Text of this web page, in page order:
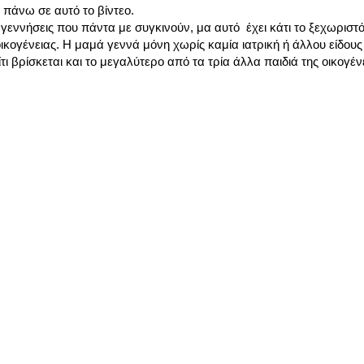
σε αυτό το βίντεο.
που πάντα με συγκινούν, μα αυτό έχει κάτι το
Η μαμά γεννά μόνη χωρίς καμία ιατρική ή άλλου
και το μεγαλύτερο από τα τρία άλλα παιδιά της